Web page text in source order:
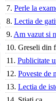
7. Perle la
8. Lectia de
9. Am vazut si
10. Greseli din
11. Publicitate
12. Poveste de
13. Lectia de